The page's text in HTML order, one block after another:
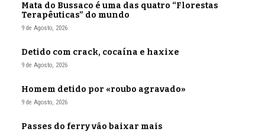
Mata do Bussaco é uma das quatro “Florestas
Terapêuticas” do mundo
9 de Agosto, 2026
Detido com crack, cocaína e haxixe
9 de Agosto, 2026
Homem detido por «roubo agravado»
9 de Agosto, 2026
Passes do ferry vão baixar mais